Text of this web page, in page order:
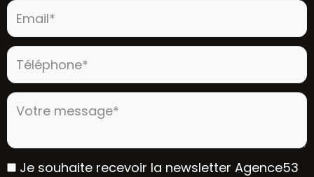
Email* :
Téléphone* :
Votre message* :
Je souhaite recevoir la newsletter Agence53